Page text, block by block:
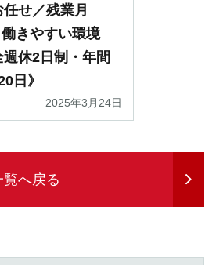
せ／残業月
きやすい環境
週休2日制・年間
日》
2025年3月24日
覧へ戻る